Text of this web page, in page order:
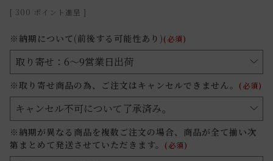
[ 300 ポイント進呈 ]
※納期について(前後する可能性あり)(必須)
※取り寄せ商品の為、ご注文はキャンセルできません。 (必須)
※納期が異なる商品を複数ご注文の場合、商品が全て揃い次
第まとめて発送させていただきます。
(必須)